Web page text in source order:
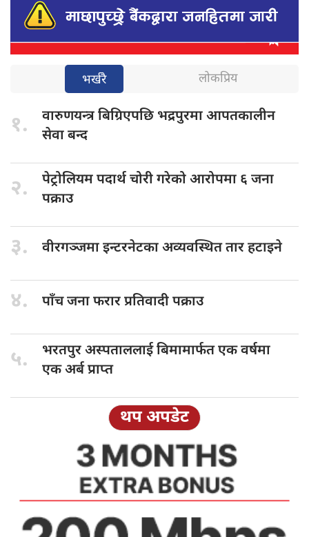
भर्खरै लोकप्रिय
१. वारुणयन्त्र बिग्रिएपछि भद्रपुरमा आपतकालीन
सेवा बन्द
२. पेट्रोलियम पदार्थचोरी गरेको आरोपमा ६ जना
पक्राउ
३. वीरगञ्जमा इन्टरनेटकाअव्यवस्थित तार हटाइने
४. पाँच जनाफरार प्रतिवादी पक्राउ
५. भरतपुर अस्पताललाईबिमामार्फत एक वर्षमा
एक अर्ब प्राप्त
थप अपडेट